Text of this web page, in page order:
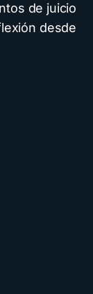
de juicio
desde